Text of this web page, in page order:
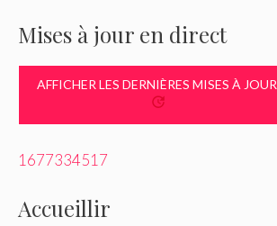
Mises à jour en direct
AFFICHER LES DERNIÈRES MISES À JOUR
1677334517
Accueillir